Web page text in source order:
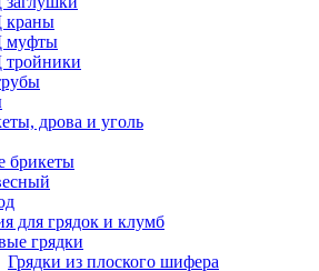
дрова и уголь
брикеты
для грядок и клумб
грядки
Грядки из плоского шифера